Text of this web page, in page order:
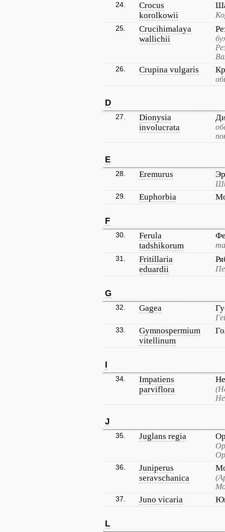
24.
Crocus
korolkowii
25.
Crucihimalaya
wallichii
26. Crupina vulgaris
D
27.
Dionysia
involucrata
E
28. Eremurus
29. Euphorbia
F
30.
Ferula
tadshikorum
31.
Fritillaria
eduardii
G
32. Gagea
33.
Gymnospermium
vitellinum
I
34.
Impatiens
parviflora
J
35. Juglans regia
36.
Juniperus
seravschanica
37. Juno vicaria
L